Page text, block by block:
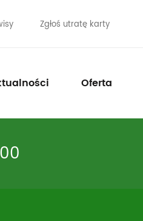
Zgłoś utratę karty
Oferta